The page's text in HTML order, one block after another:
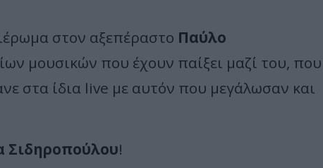
στον αξεπέραστο Παύλο
μουσικών που έχουν παίξει μαζί του, που
στα ίδια live με αυτόν που μεγάλωσαν και
Σιδηροπούλου!